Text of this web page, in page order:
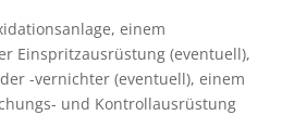
einem
Einspritzausrüstung (eventuell),
-vernichter (eventuell), einem
und Kontrollausrüstung